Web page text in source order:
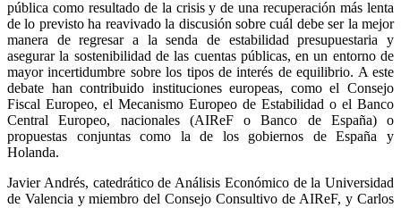
pública como resultado de la crisis y de una recuperación más lenta
de lo previsto ha reavivado la discusión sobre cuál debe ser la mejor
manera de regresar a la senda de estabilidad presupuestaria y
asegurar la sostenibilidad de las cuentas públicas, en un entorno de
mayor incertidumbre sobre los tipos de interés de equilibrio. A este
debate han contribuido instituciones europeas, como el Consejo
Fiscal Europeo, el Mecanismo Europeo de Estabilidad o el Banco
Central Europeo, nacionales (AIReF o Banco de España) o
propuestas conjuntas como la de los gobiernos de España y
Holanda.
Javier Andrés, catedrático de Análisis Económico de la Universidad
de Valencia y miembro del Consejo Consultivo de AIReF, y Carlos